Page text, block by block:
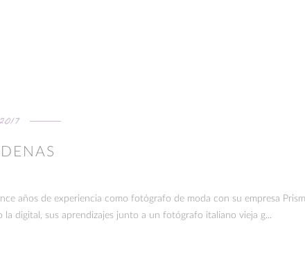
años de experiencia como fotógrafo de moda con su empresa
digital, sus aprendizajes junto a un fotógrafo italiano vieja g...